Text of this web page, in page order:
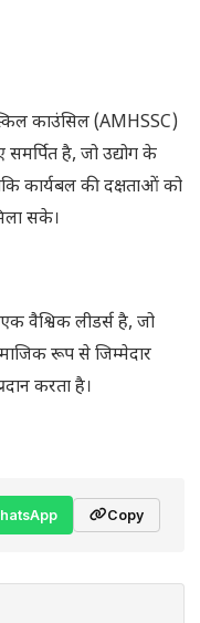
काउंसिल (AMHSSC)
है, जो उद्योग के
कार्यबल की दक्षताओं को
सके।
वैश्विक लीडर्स है, जो
रूप से जिम्मेदार
करता है।
Copy